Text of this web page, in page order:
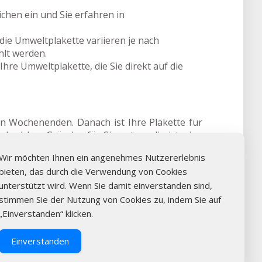
ein und Sie erfahren in
Umweltplakette variieren je nach
werden.
Umweltplakette, die Sie direkt auf die
Wochenenden. Danach ist Ihre Plakette für
Gründen für Sie notwendig ist, eine
Überprüfen Sie online die Verfügbarkeit,
aus Engden. Durch den Online-Kauf der
möchten Ihnen ein angenehmes Nutzererlebnis
das durch die Verwendung von Cookies
wird. Wenn Sie damit einverstanden sind,
Sie der Nutzung von Cookies zu, indem Sie auf
klicken.
Einverstanden